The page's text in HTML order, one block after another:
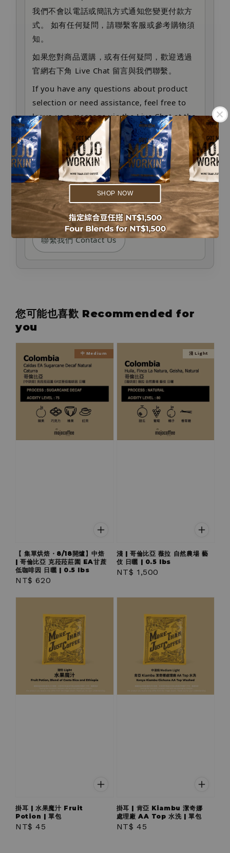
.
.
SHOP NOW
我們不會以電話或簡訊方式通知您變更付款方
式。 如有任何疑問，請聯繫客服或參考購物須
知。
如果您對商品選購，或有任何疑問，歡迎透過
官網右下角 Live Chat 留言與我們聯繫。
If you have any questions about product
selection or need assistance, feel free to
leave us a message via the Live Chat at the
bottom right corner of our website.
We will never contact you by phone or
SMS to request payment changes. Please
contact customer service or refer to our
shopping policy if you have concerns.
購物須知 Shopping Policy
聯繫我們 Contact Us
您可能也喜歡 Recommended for
you
中 Medium
【 集單烘焙・8/18開爐】中焙
| 哥倫比亞 克菈菈莊園 EA甘蔗
低咖啡因 日曬 | 0.5 lbs
Regular
NT$ 620
淺 Light
淺 | 哥倫比亞 薇拉 自然農場 藝
伎 日曬 | 0.5 lbs
Regular
NT$ 1,500
掛耳 | 水果魔汁 Fruit
Potion | 單包
Regular
NT$ 45
掛耳 | 肯亞 Kiambu 潔奇娜
處理廠 AA Top 水洗 | 單包
Regular
NT$ 45